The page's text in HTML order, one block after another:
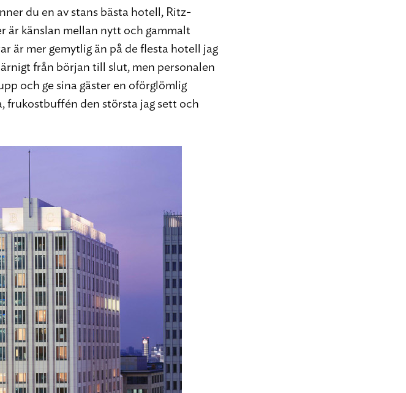
du en av stans bästa hotell, Ritz-
är känslan mellan nytt och gammalt
är mer gemytlig än på de flesta hotell jag
från början till slut, men personalen
och ge sina gäster en oförglömlig
frukostbuffén den största jag sett och